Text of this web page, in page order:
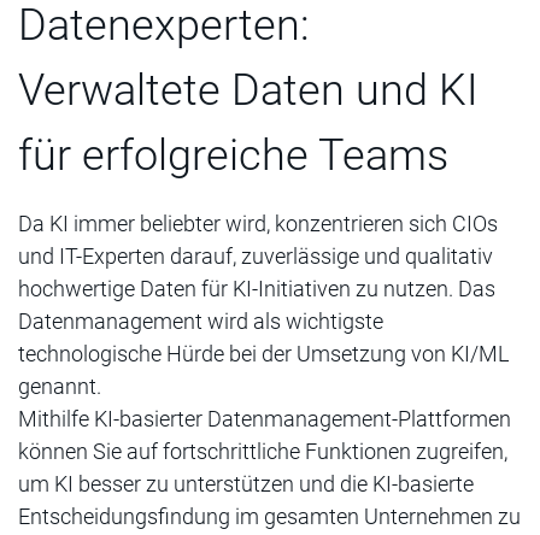
Datenexperten:
Verwaltete Daten und KI
für erfolgreiche Teams
Da KI immer beliebter wird, konzentrieren sich CIOs
und IT-Experten darauf, zuverlässige und qualitativ
hochwertige Daten für KI-Initiativen zu nutzen. Das
Datenmanagement wird als wichtigste
technologische Hürde bei der Umsetzung von KI/ML
genannt.
Mithilfe KI-basierter Datenmanagement-Plattformen
können Sie auf fortschrittliche Funktionen zugreifen,
um KI besser zu unterstützen und die KI-basierte
Entscheidungsfindung im gesamten Unternehmen zu